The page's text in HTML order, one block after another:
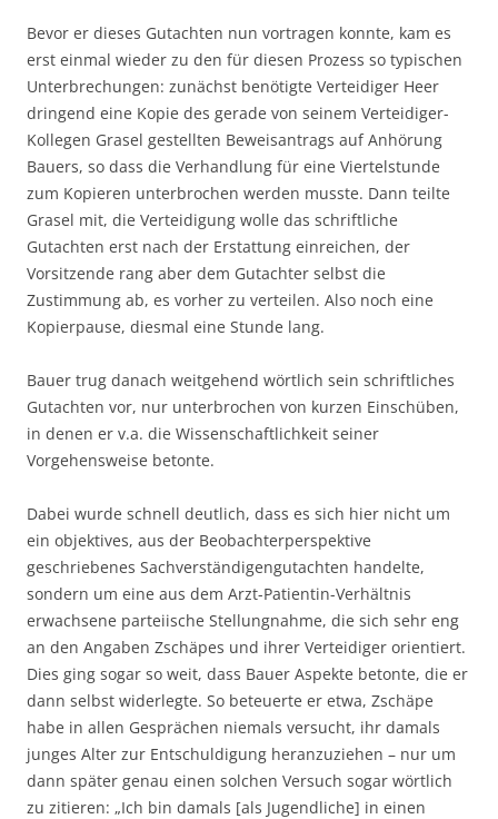
Bevor er dieses Gutachten nun vortragen konnte, kam es
erst einmal wieder zu den für diesen Prozess so typischen
Unterbrechungen: zunächst benötigte Verteidiger Heer
dringend eine Kopie des gerade von seinem Verteidiger-
Kollegen Grasel gestellten Beweisantrags auf Anhörung
Bauers, so dass die Verhandlung für eine Viertelstunde
zum Kopieren unterbrochen werden musste. Dann teilte
Grasel mit, die Verteidigung wolle das schriftliche
Gutachten erst nach der Erstattung einreichen, der
Vorsitzende rang aber dem Gutachter selbst die
Zustimmung ab, es vorher zu verteilen. Also noch eine
Kopierpause, diesmal eine Stunde lang.
Bauer trug danach weitgehend wörtlich sein schriftliches
Gutachten vor, nur unterbrochen von kurzen Einschüben,
in denen er v.a. die Wissenschaftlichkeit seiner
Vorgehensweise betonte.
Dabei wurde schnell deutlich, dass es sich hier nicht um
ein objektives, aus der Beobachterperspektive
geschriebenes Sachverständigengutachten handelte,
sondern um eine aus dem Arzt-Patientin-Verhältnis
erwachsene parteiische Stellungnahme, die sich sehr eng
an den Angaben Zschäpes und ihrer Verteidiger orientiert.
Dies ging sogar so weit, dass Bauer Aspekte betonte, die er
dann selbst widerlegte. So beteuerte er etwa, Zschäpe
habe in allen Gesprächen niemals versucht, ihr damals
junges Alter zur Entschuldigung heranzuziehen – nur um
dann später genau einen solchen Versuch sogar wörtlich
zu zitieren: „Ich bin damals [als Jugendliche] in einen